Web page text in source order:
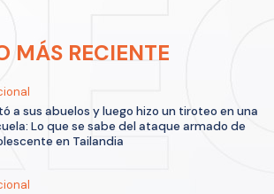
MÁS RECIENTE
a sus abuelos y luego hizo un tiroteo en una
Lo que se sabe del ataque armado de
en Tailandia